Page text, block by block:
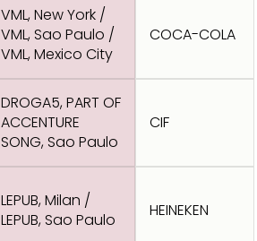
VML, New York /
VML, Sao Paulo /
VML, Mexico City
COCA-COLA
DROGA5, PART OF
ACCENTURE
SONG, Sao Paulo
CIF
LEPUB, Milan /
LEPUB, Sao Paulo
HEINEKEN